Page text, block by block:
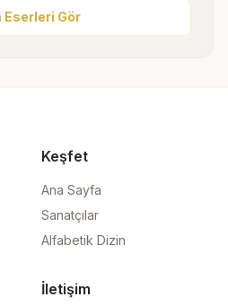
Eserleri Gör
Keşfet
Ana Sayfa
Sanatçılar
Alfabetik Dizin
İletişim